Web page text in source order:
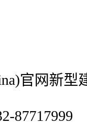
官网新型
87717999